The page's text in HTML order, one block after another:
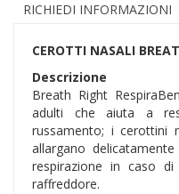
RICHIEDI INFORMAZIONI
CEROTTI NASALI
Descrizione
Breath Right
adulti che aiuta a
russamento; i cerottini
allargano
respirazione in caso
raffreddore.